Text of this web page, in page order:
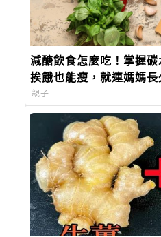
減醣飲食怎麼吃！掌握
挨餓也能瘦，就連媽媽
親子